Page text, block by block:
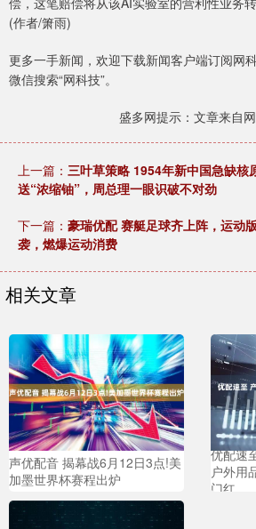
(作者/箫雨)
更多一手新闻，欢迎下载新闻客户端订阅网
微信搜索“网科技”。
盛多网提示：文章来自
上一篇： 三叶草策略 1954年新中国急缺核
送“浓缩铀”，周总理一眼识破不对劲
下一篇： 豪瑞优配 赛艇足球齐上阵，运动
袭，燃爆运动消费
相关文章
声优配音 揭幕战6月12日3点!美
加墨世界杯赛程出炉
优配速
户外用
门红